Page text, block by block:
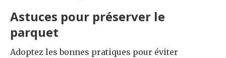
Astuces pour préserver le
parquet
Adoptez les bonnes pratiques pour éviter